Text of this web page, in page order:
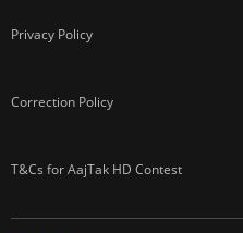
Privacy Policy
Correction Policy
T&Cs for AajTak HD Contest